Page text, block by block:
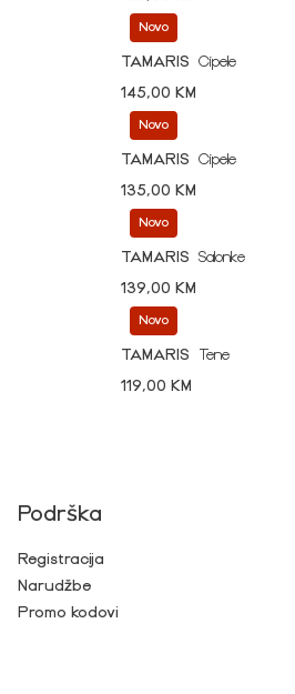
Novo
TAMARIS
Cipele
145,00 KM
Novo
TAMARIS
Cipele
135,00 KM
Novo
TAMARIS
Salonke
139,00 KM
Novo
TAMARIS
Tene
119,00 KM
Podrška
Registracija
Narudžbe
Promo kodovi